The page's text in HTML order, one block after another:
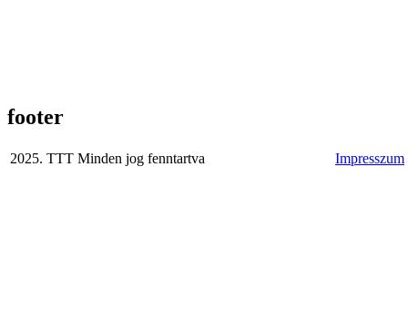
footer
2025. TTT Minden jog fenntartva Impresszum